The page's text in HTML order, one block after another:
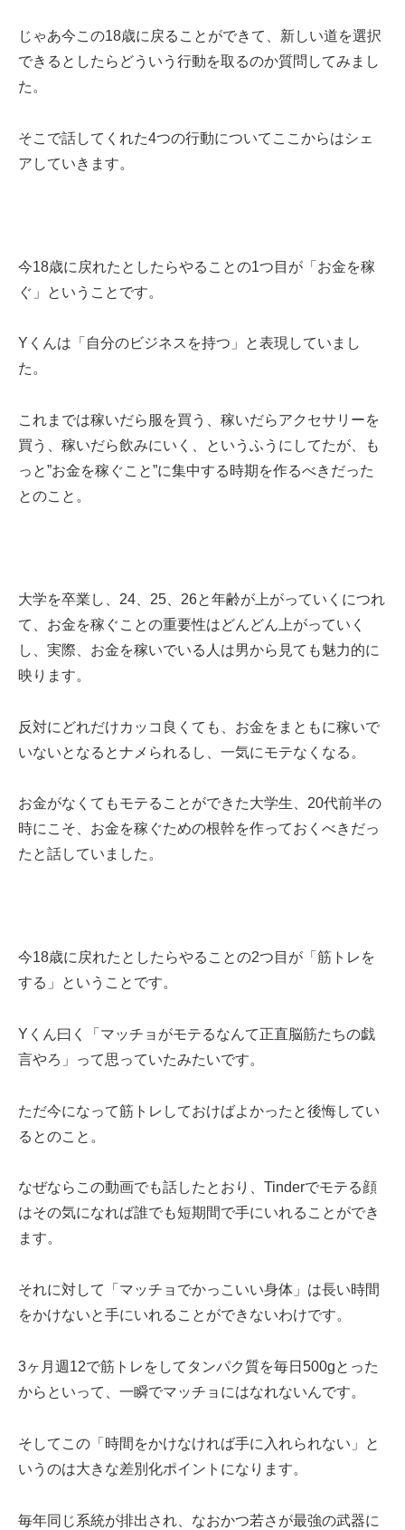
じゃあ今この18歳に戻ることができて、新しい道を選択
できるとしたらどういう行動を取るのか質問してみまし
た。
そこで話してくれた4つの行動についてここからはシェ
アしていきます。
今18歳に戻れたとしたらやることの1つ目が「お金を稼
ぐ」ということです。
Yくんは「自分のビジネスを持つ」と表現していまし
た。
これまでは稼いだら服を買う、稼いだらアクセサリーを
買う、稼いだら飲みにいく、というふうにしてたが、も
っと”お金を稼ぐこと”に集中する時期を作るべきだった
とのこと。
大学を卒業し、24、25、26と年齢が上がっていくにつれ
て、お金を稼ぐことの重要性はどんどん上がっていく
し、実際、お金を稼いでいる人は男から見ても魅力的に
映ります。
反対にどれだけカッコ良くても、お金をまともに稼いで
いないとなるとナメられるし、一気にモテなくなる。
お金がなくてもモテることができた大学生、20代前半の
時にこそ、お金を稼ぐための根幹を作っておくべきだっ
たと話していました。
今18歳に戻れたとしたらやることの2つ目が「筋トレを
する」ということです。
Yくん曰く「マッチョがモテるなんて正直脳筋たちの戯
言やろ」って思っていたみたいです。
ただ今になって筋トレしておけばよかったと後悔してい
るとのこと。
なぜならこの動画でも話したとおり、Tinderでモテる顔
はその気になれば誰でも短期間で手にいれることができ
ます。
それに対して「マッチョでかっこいい身体」は長い時間
をかけないと手にいれることができないわけです。
3ヶ月週12で筋トレをしてタンパク質を毎日500gとった
からといって、一瞬でマッチョにはなれないんです。
そしてこの「時間をかけなければ手に入れられない」と
いうのは大きな差別化ポイントになります。
毎年同じ系統が排出され、なおかつ若さが最強の武器に